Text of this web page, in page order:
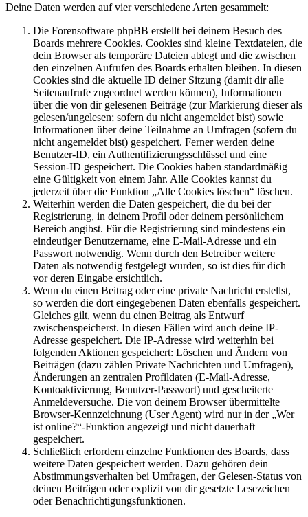
Deine Daten werden auf vier verschiedene Arten gesammelt:
Die Forensoftware phpBB erstellt bei deinem Besuch des
Boards mehrere Cookies. Cookies sind kleine Textdateien, die
dein Browser als temporäre Dateien ablegt und die zwischen
den einzelnen Aufrufen des Boards erhalten bleiben. In diesen
Cookies sind die aktuelle ID deiner Sitzung (damit dir alle
Seitenaufrufe zugeordnet werden können), Informationen
über die von dir gelesenen Beiträge (zur Markierung dieser als
gelesen/ungelesen; sofern du nicht angemeldet bist) sowie
Informationen über deine Teilnahme an Umfragen (sofern du
nicht angemeldet bist) gespeichert. Ferner werden deine
Benutzer-ID, ein Authentifizierungsschlüssel und eine
Session-ID gespeichert. Die Cookies haben standardmäßig
eine Gültigkeit von einem Jahr. Alle Cookies kannst du
jederzeit über die Funktion „Alle Cookies löschen“ löschen.
Weiterhin werden die Daten gespeichert, die du bei der
Registrierung, in deinem Profil oder deinem persönlichem
Bereich angibst. Für die Registrierung sind mindestens ein
eindeutiger Benutzername, eine E-Mail-Adresse und ein
Passwort notwendig. Wenn durch den Betreiber weitere
Daten als notwendig festgelegt wurden, so ist dies für dich
vor deren Eingabe ersichtlich.
Wenn du einen Beitrag oder eine private Nachricht erstellst,
so werden die dort eingegebenen Daten ebenfalls gespeichert.
Gleiches gilt, wenn du einen Beitrag als Entwurf
zwischenspeicherst. In diesen Fällen wird auch deine IP-
Adresse gespeichert. Die IP-Adresse wird weiterhin bei
folgenden Aktionen gespeichert: Löschen und Ändern von
Beiträgen (dazu zählen Private Nachrichten und Umfragen),
Änderungen an zentralen Profildaten (E-Mail-Adresse,
Kontoaktivierung, Benutzer-Passwort) und gescheiterte
Anmeldeversuche. Die von deinem Browser übermittelte
Browser-Kennzeichnung (User Agent) wird nur in der „Wer
ist online?“-Funktion angezeigt und nicht dauerhaft
gespeichert.
Schließlich erfordern einzelne Funktionen des Boards, dass
weitere Daten gespeichert werden. Dazu gehören dein
Abstimmungsverhalten bei Umfragen, der Gelesen-Status von
deinen Beiträgen oder explizit von dir gesetzte Lesezeichen
oder Benachrichtigungsfunktionen.